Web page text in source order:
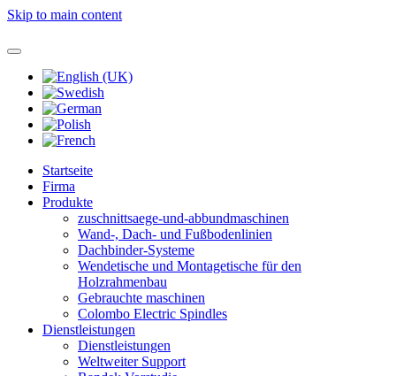
Skip to main content
Startseite
Firma
Produkte
zuschnittsaege-und-abbundmaschinen
Wand-, Dach- und Fußbodenlinien
Dachbinder-Systeme
Wendetische und Montagetische für den
Holzrahmenbau
Gebrauchte maschinen
Colombo Electric Spindles
Dienstleistungen
Dienstleistungen
Weltweiter Support